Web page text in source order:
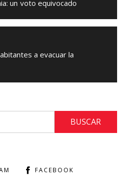
un voto equivocado
a evacuar la
FACEBOOK